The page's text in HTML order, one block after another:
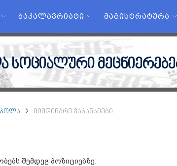
ᲑᲐᲙᲐᲚᲐᲕᲠᲘᲐᲢᲘ ᲛᲐᲒᲘᲡᲢᲠᲐᲢᲣᲠᲐ
სოციალური
ᲛᲘᲛᲓᲘᲜᲐᲠᲔ ᲕᲐᲙᲐᲜᲡᲘᲔᲑᲘ
შემდეგ პოზიციებზე: